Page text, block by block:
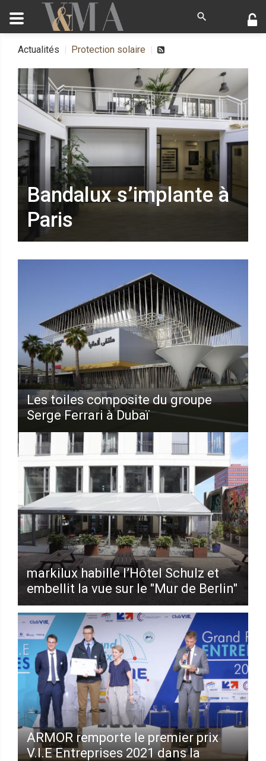
Actualités Protection solaire
Bandalux s’implante à
Paris
Les toiles composite du groupe
Serge Ferrari à Dubaï
markilux habille l’Hôtel Schulz et
embellit la vue sur le "Mur de Berlin"
ARMOR remporte le premier prix
V.I.E Entreprises 2021 dans la